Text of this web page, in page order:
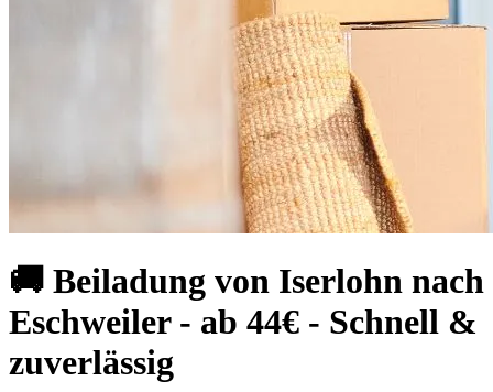
🚚 Beiladung von Iserlohn nach
Eschweiler - ab 44€ - Schnell &
zuverlässig